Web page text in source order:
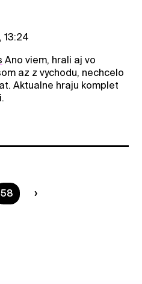
13:24
Ano viem, hrali aj vo
az z vychodu, nechcelo
Aktualne hraju komplet
Ste na strane
58